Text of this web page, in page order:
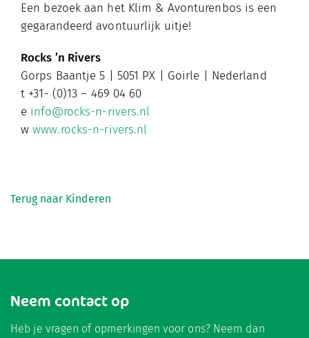
Een bezoek aan het Klim & Avonturenbos is een
gegarandeerd avontuurlijk uitje!
Rocks ’n Rivers
Gorps Baantje 5 | 5051 PX | Goirle | Nederland
t +31- (0)13 – 469 04 60
e info@rocks-n-rivers.nl
wwww.rocks-n-rivers.nl
Terug naar Kinderen
Neem contact op
Heb je vragen of opmerkingen voor ons? Neem dan